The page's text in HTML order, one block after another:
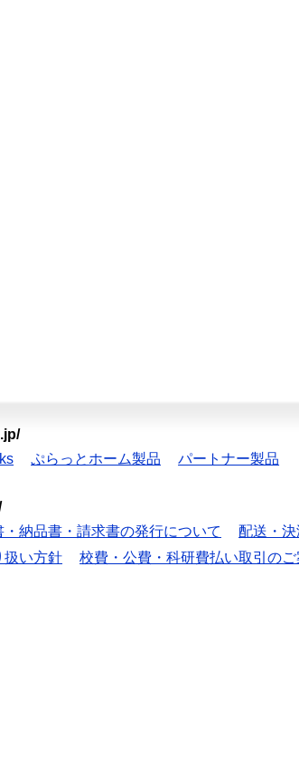
ぷらっとホーム製品 パートナー製品
・納品書・請求書の発行について 配送・
扱い方針 校費・公費・科研費払い取引のご